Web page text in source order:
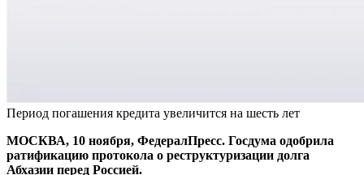
Период погашения кредита увеличится на шесть лет
МОСКВА, 10 ноября, ФедералПресс. Госдума одобрила
ратификацию протокола о реструктуризации долга
Абхазии перед Россией.